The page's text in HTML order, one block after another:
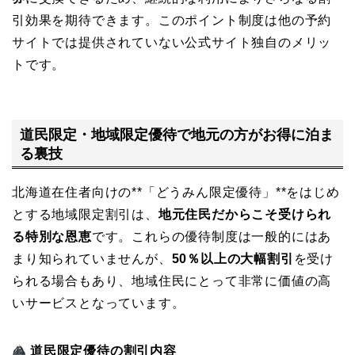
引効果を期待できます。このポイント制度は他の予約
サイトでは提供されていない公式サイト独自のメリッ
トです。
道民限定・地域限定優待で地元の方がお得に泊ま
る裏技
北海道在住者向けの**「どうみん限定優待」**をはじめ
とする地域限定割引は、 地元住民だからこそ受けられ
る特別な恩恵です。これらの優待制度は一般的にはあ
まり知られていませんが、 50％以上の大幅割引 を受け
られる場合もあり、地域住民にとって非常に価値の高
いサービスとなっています。
道民限定優待の割引内容